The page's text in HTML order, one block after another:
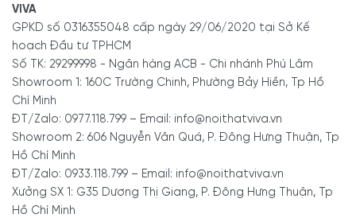
VIVA
GPKD số 0316355048 cấp ngày 29/06/2020 tại Sở Kế
hoạch Đầu tư TPHCM
Số TK: 29299998 - Ngân hàng ACB - Chi nhánh Phú Lâm
Showroom 1: 160C Trường Chinh, Phường Bảy Hiền, Tp Hồ
Chí Minh
ĐT/Zalo: 0977.118.799 – Email: info@noithatviva.vn
Showroom 2: 606 Nguyễn Văn Quá, P. Đông Hưng Thuận, Tp
Hồ Chí Minh
ĐT/Zalo: 0933.118.799 – Email: info@noithatviva.vn
Xưởng SX 1: G35 Dương Thị Giang, P. Đông Hưng Thuận, Tp
Hồ Chí Minh